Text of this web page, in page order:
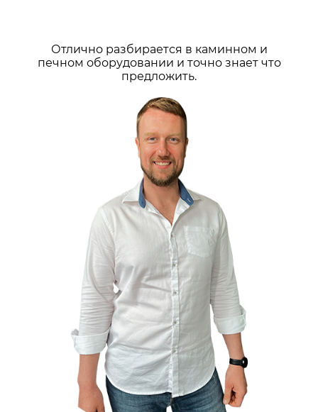
Отлично разбирается в каминном и
печном оборудовании и точно знает что
предложить.